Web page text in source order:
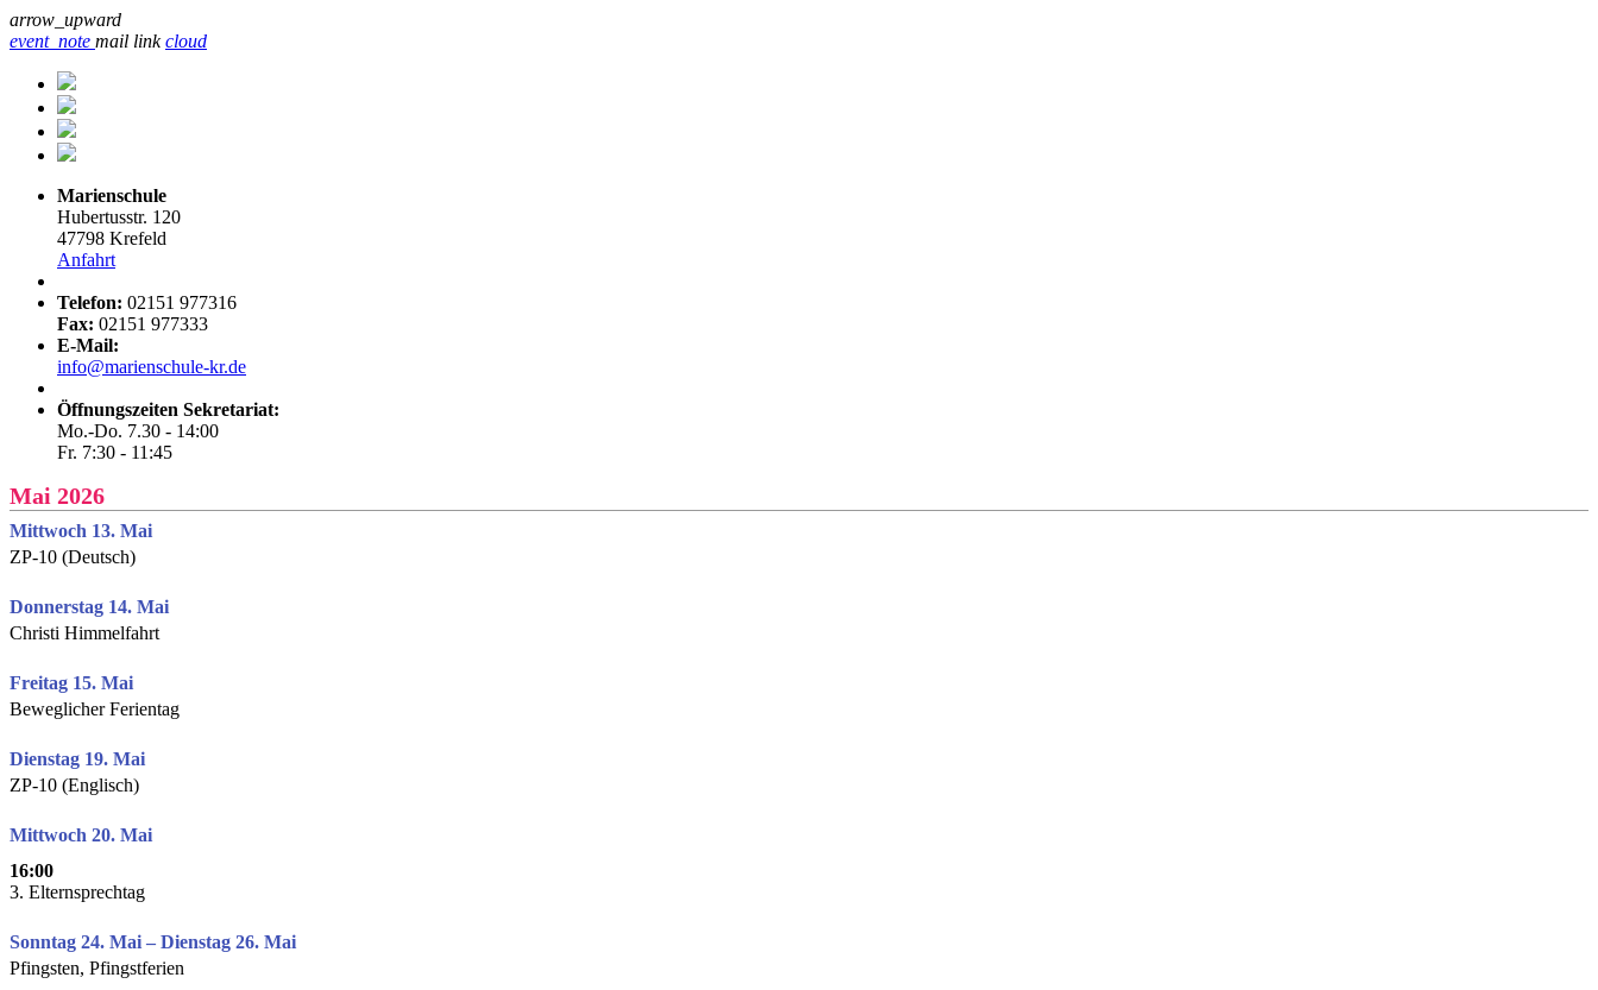
arrow_upward
event_note mail link cloud
Marienschule
Hubertusstr. 120
47798 Krefeld
Anfahrt
Telefon: 02151 977316
Fax: 02151 977333
E-Mail:
info@marienschule-kr.de
Öffnungszeiten Sekretariat:
Mo.-Do. 7.30 - 14:00
Fr. 7:30 - 11:45
Mai 2026
Mittwoch 13. Mai
ZP-10 (Deutsch)
Donnerstag 14. Mai
Christi Himmelfahrt
Freitag 15. Mai
Beweglicher Ferientag
Dienstag 19. Mai
ZP-10 (Englisch)
Mittwoch 20. Mai
16:00
3. Elternsprechtag
Sonntag 24. Mai – Dienstag 26. Mai
Pfingsten, Pfingstferien